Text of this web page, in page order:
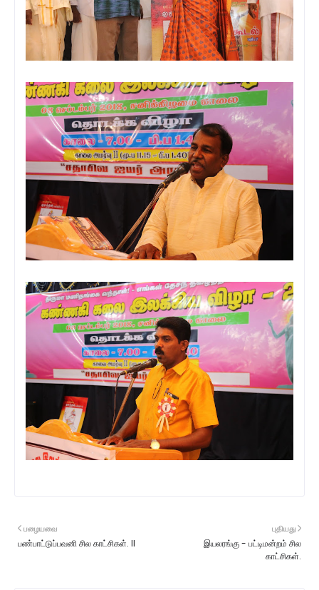
புதியது
இயலரங்கு - பட்டிமன்றம் சில
காட்சிகள்.
பழையவை
பண்பாட்டுப்பவனி சில காட்சிகள். II